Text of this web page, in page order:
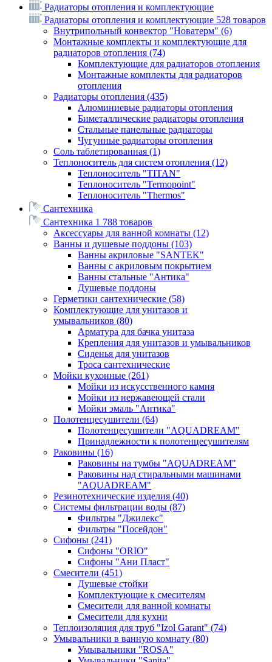
Радиаторы отопления и комплектующие
Радиаторы отопления и комплектующие 528 товаров
Внутрипольный конвектор "Новатерм" (6)
Монтажные комплекты и комплектующие для
радиаторов отопления (74)
Комплектующие для радиаторов отопления
Монтажные комплекты для радиаторов
отопления
Радиаторы отопления (435)
Алюминиевые радиаторы отопления
Биметаллические радиаторы отопления
Стальные панельные радиаторы
Чугунные радиаторы отопления
Соль таблетированная (1)
Теплоноситель для систем отопления (12)
Теплоноситель "TITAN"
Теплоноситель "Termopoint"
Теплоноситель "Thermos"
Сантехника
Сантехника 1 788 товаров
Аксессуары для ванной комнаты (12)
Ванны и душевые поддоны (103)
Ванны акриловые "SANTEK"
Ванны с акриловым покрытием
Ванны стальные "Антика"
Душевые поддоны
Герметики сантехнические (58)
Комплектующие для унитазов и
умывальников (80)
Арматура для бачка унитаза
Крепления для унитазов и умывальников
Сиденья для унитазов
Троса сантехнические
Мойки кухонные (261)
Мойки из искусственного камня
Мойки из нержавеющей стали
Мойки эмаль "Антика"
Полотенцесушители (64)
Полотенцесушители "AQUADREAM"
Принадлежности к полотенцесушителям
Раковины (16)
Раковины на тумбы "AQUADREAM"
Раковины над стиральными машинами
"AQUADREAM"
Резинотехнические изделия (40)
Системы фильтрации воды (87)
Фильтры "Джилекс"
Фильтры "Посейдон"
Сифоны (241)
Сифоны "ORIO"
Сифоны "Ани Пласт"
Смесители (451)
Душевые стойки
Комплектующие к смесителям
Смесители для ванной комнаты
Смесители для кухни
Теплоизоляция для труб "Izol Garant" (74)
Умывальники в ванную комнату (80)
Умывальники "ROSA"